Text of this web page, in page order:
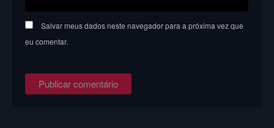
Salvar meus dados neste navegador para a próxima vez que
eu comentar.